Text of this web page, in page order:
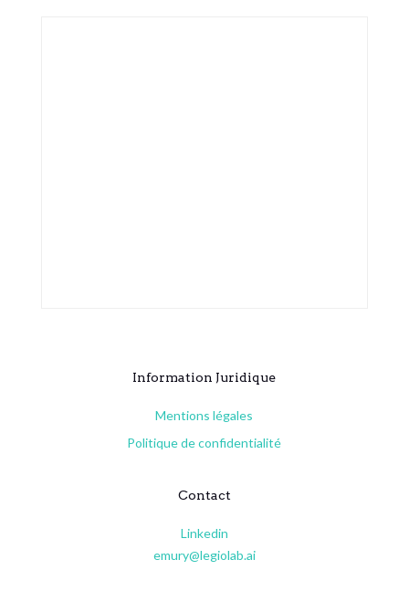
Information Juridique
Mentions légales
Politique de confidentialité
Contact
Linkedin
emury@legiolab.ai